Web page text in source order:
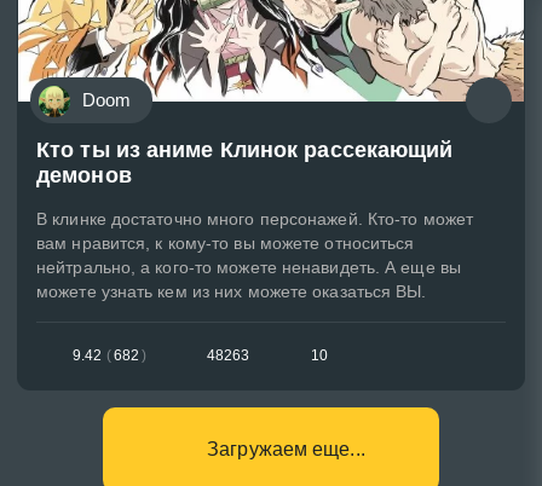
Doom
Кто ты из аниме Клинок рассекающий
демонов
В клинке достаточно много персонажей. Кто-то может
вам нравится, к кому-то вы можете относиться
нейтрально, а кого-то можете ненавидеть. А еще вы
можете узнать кем из них можете оказаться ВЫ.
9.42 (682 ) 48263 10
Загружаем еще...